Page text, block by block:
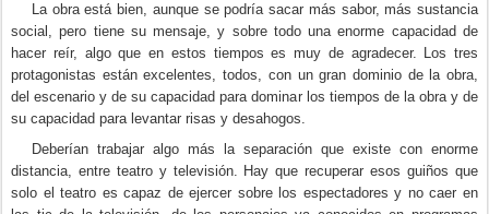
La obra está bien, aunque se podría sacar más sabor, más sustancia
social, pero tiene su mensaje, y sobre todo una enorme capacidad de
hacer reír, algo que en estos tiempos es muy de agradecer. Los tres
protagonistas están excelentes, todos, con un gran dominio de la obra,
del escenario y de su capacidad para dominar los tiempos de la obra y de
su capacidad para levantar risas y desahogos.
Deberían trabajar algo más la separación que existe con enorme
distancia, entre teatro y televisión. Hay que recuperar esos guiños que
solo el teatro es capaz de ejercer sobre los espectadores y no caer en